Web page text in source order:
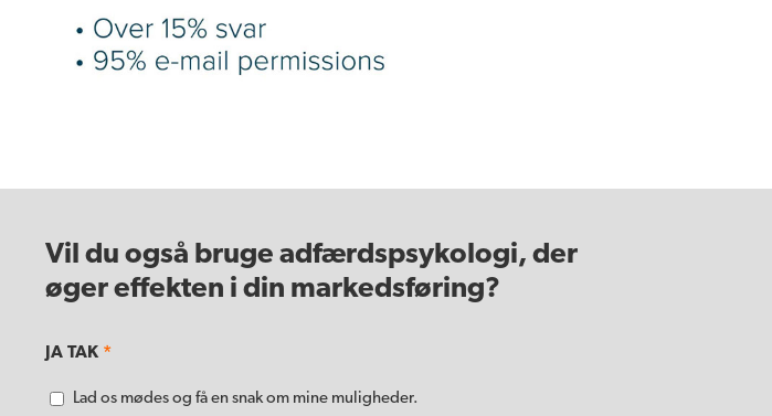
Vil du også bruge adfærdspsykologi, der
øger effekten i din markedsføring?
JA TAK *
Lad os mødes og få en snak om mine muligheder.